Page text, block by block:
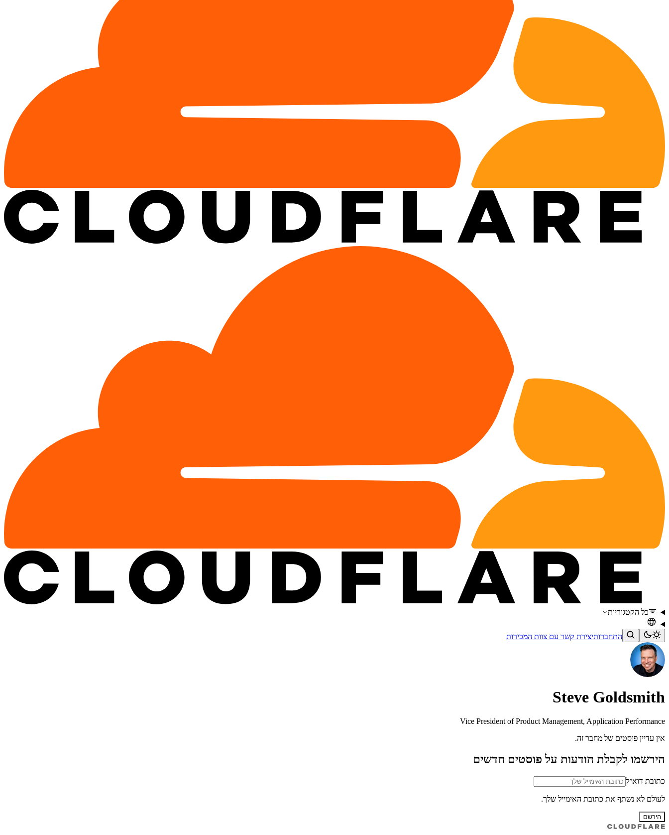
כל הקטגוריות
התחברותיצירת קשר עם צוות המכירות
Steve Goldsmith
Vice President of Product Management, Application Performance
אין עדיין פוסטים של מחבר זה.
הירשמו לקבלת הודעות על פוסטים חדשים
כתובת דוא״ל
לעולם לא נשתף את כתובת האימייל שלך.
הירשם